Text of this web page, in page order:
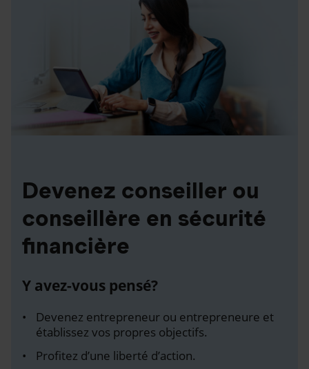
Devenez conseiller ou
conseillère en sécurité
financière
Y avez-vous pensé?
Devenez entrepreneur ou entrepreneure et
établissez vos propres objectifs.
Profitez d’une liberté d’action.